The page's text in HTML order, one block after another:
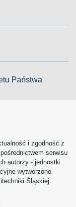
Państwa
i zgodność z
serwisu
autorzy - jednostki
wytworzono.
Śląskiej